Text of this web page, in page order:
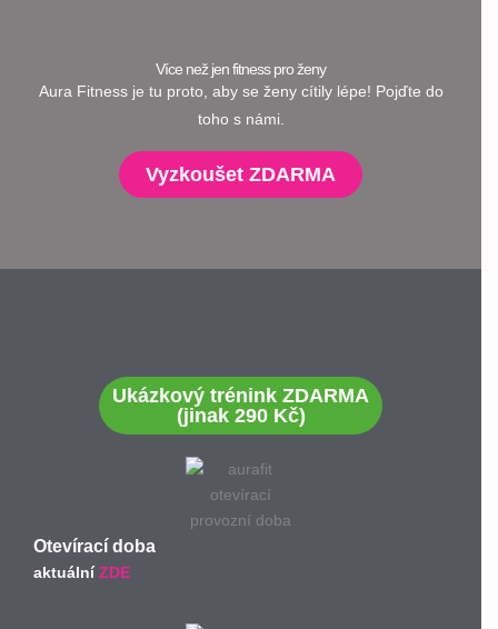
Více než jen fitness pro ženy
Aura Fitness je tu proto, aby se ženy cítily lépe! Pojďte do
toho s námi.
Vyzkoušet ZDARMA
Ukázkový trénink ZDARMA
(jinak 290 Kč)
Otevírací doba
aktuálníZDE